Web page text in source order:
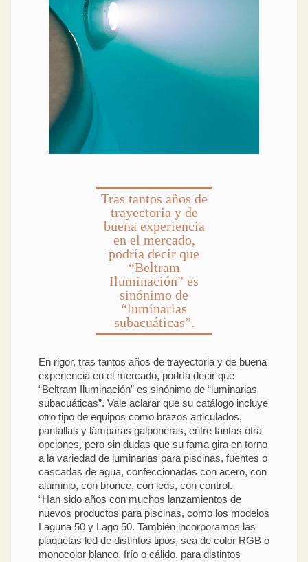
Tras tantos años de
trayectoria y de
buena experiencia
en el mercado,
podría decir que
“Beltram
Iluminación” es
sinónimo de
“luminarias
subacuáticas”.
En rigor, tras tantos años de trayectoria y de buena
experiencia en el mercado, podría decir que
“Beltram Iluminación” es sinónimo de “luminarias
subacuáticas”. Vale aclarar que su catálogo incluye
otro tipo de equipos como brazos articulados,
pantallas y lámparas galponeras, entre tantas otra
opciones, pero sin dudas que su fama gira en torno
a la variedad de luminarias para piscinas, fuentes o
cascadas de agua, confeccionadas con acero, con
aluminio, con bronce, con leds, con control.
“Han sido años con muchos lanzamientos de
nuevos productos para piscinas, como los modelos
Laguna 50 y Lago 50. También incorporamos las
plaquetas led de distintos tipos, sea de color RGB o
monocolor blanco, frío o cálido, para distintos